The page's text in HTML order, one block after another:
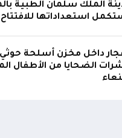
رسمي
تشييع
العميد
الملك سلمان الطبية
استعداداتها
داخل مخزن أسلحة
الضحايا من الأطفال